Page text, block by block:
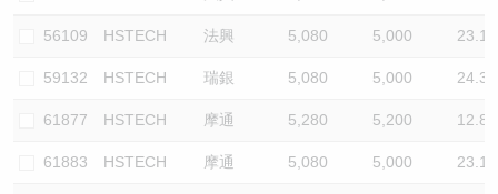
56109 HSTECH 法興 5,080 5,000 23.1
59132 HSTECH 瑞銀 5,080 5,000 24.3
61877 HSTECH 摩通 5,280 5,200 12.8
61883 HSTECH 摩通 5,080 5,000 23.1
牛熊證文件及公告 (瑞信)
收市競價變化